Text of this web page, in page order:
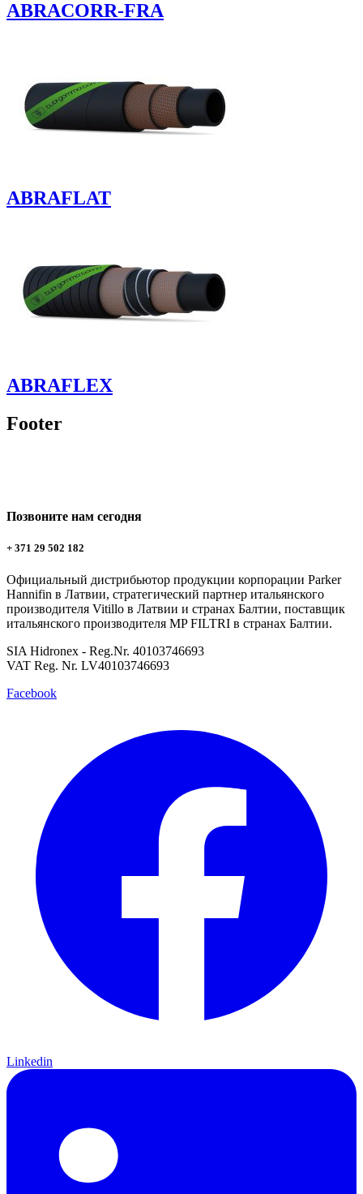
ABRACORR-FRA
ABRAFLAT
ABRAFLEX
Footer
Позвоните нам сегодня
+ 371 29 502 182
Официальный дистрибьютор продукции корпорации Parker
Hannifin в Латвии, стратегический партнер итальянского
производителя Vitillo в Латвии и странах Балтии, поставщик
итальянского производителя MP FILTRI в странах Балтии.
SIA Hidronex - Reg.Nr. 40103746693
VAT Reg. Nr. LV40103746693
Facebook
Linkedin